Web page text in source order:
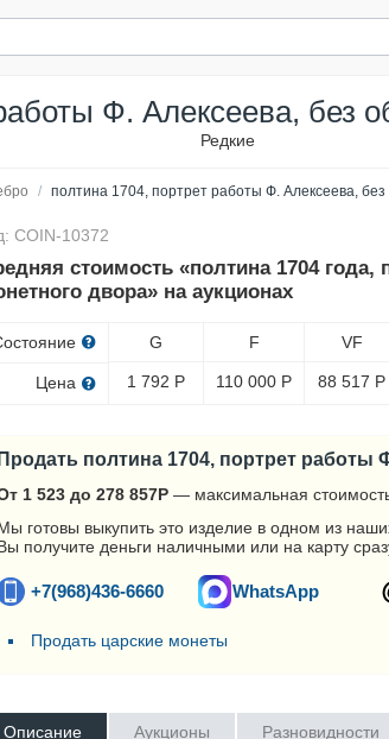
Ф. Алексеева, без
Редкие
/ полтина 1704, портрет работы Ф. Алексеева,
COIN-10372
стоимость «полтина 1704
двора» на аукционах
Цена
G
1 792 Р
F
110 000 Р
VF
88 517 Р
полтина 1704, портрет работы
1 523 до 278 857Р — максимальная
готовы выкупить это изделие в одном из
получите деньги наличными или на карту
+7(968)436-6660 WhatsApp
Продать царские монеты
Описание Аукционы Разновидности